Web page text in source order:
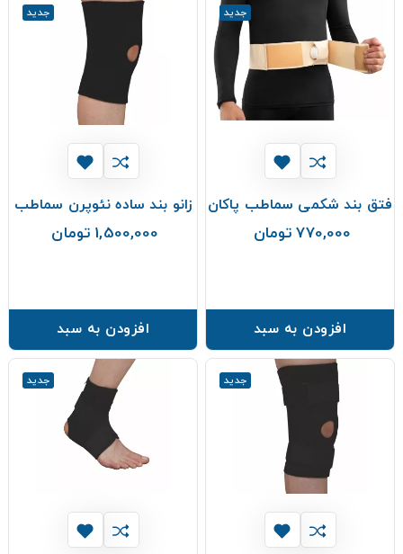
جدید
فتق بند شکمی سماطب پاکان
770,000 تومان
افزودن به سبد
جدید
زانو بند ساده نئوپرن سماطب
1,500,000 تومان
افزودن به سبد
جدید جدید